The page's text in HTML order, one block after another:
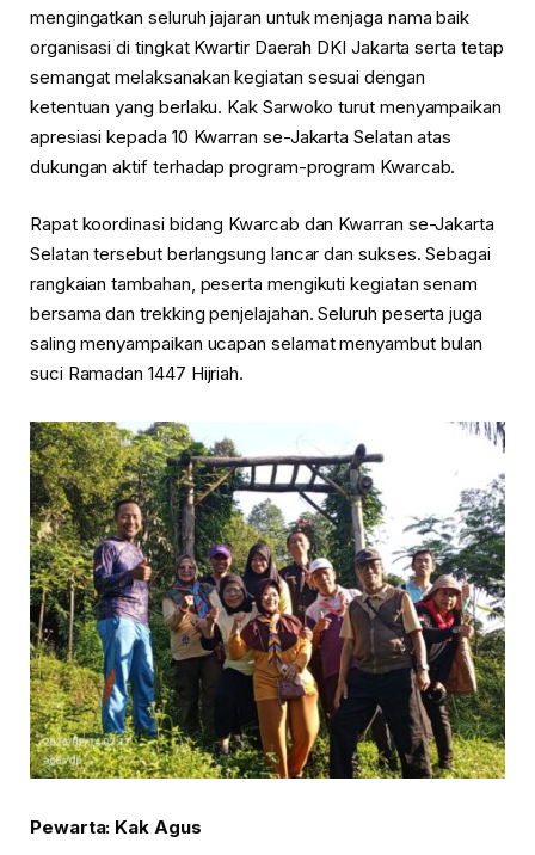
mengingatkan seluruh jajaran untuk menjaga nama baik
organisasi di tingkat Kwartir Daerah DKI Jakarta serta tetap
semangat melaksanakan kegiatan sesuai dengan
ketentuan yang berlaku. Kak Sarwoko turut menyampaikan
apresiasi kepada 10 Kwarran se-Jakarta Selatan atas
dukungan aktif terhadap program-program Kwarcab.
Rapat koordinasi bidang Kwarcab dan Kwarran se-Jakarta
Selatan tersebut berlangsung lancar dan sukses. Sebagai
rangkaian tambahan, peserta mengikuti kegiatan senam
bersama dan trekking penjelajahan. Seluruh peserta juga
saling menyampaikan ucapan selamat menyambut bulan
suci Ramadan 1447 Hijriah.
Pewarta: Kak Agus